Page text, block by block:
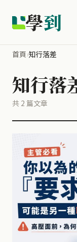
學到
首頁›知行落差
知行落
共 2 篇文章